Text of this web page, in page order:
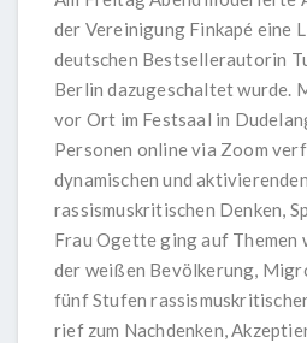
der Vereinigung Finkapé eine
deutschen Bestsellerautorin
Berlin dazugeschaltet wurde.
vor Ort im Festsaal in
Personen online via Zoom
dynamischen und
rassismuskritischen Denken,
Frau Ogette ging auf Themen
der weißen Bevölkerung,
fünf Stufen
rief zum Nachdenken,